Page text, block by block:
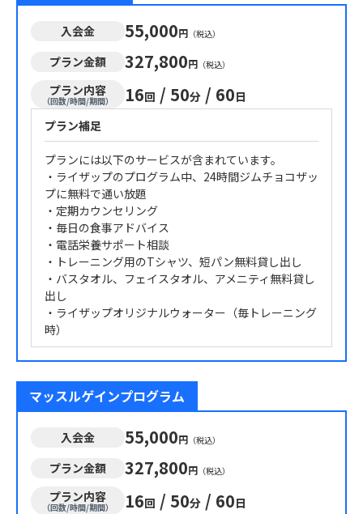
入会金 55,000円 （税込）
プラン金額 327,800円 （税込）
プラン内容
（回数/時間/期間） 16回 / 50分 / 60日
プラン補足
プランには以下のサービスが含まれています。
・ライザップのプログラム中、24時間ジムチョコザッ
プに無料で通い放題
・定期カウンセリング
・毎日の食事アドバイス
・電話栄養サポート相談
・トレーニング用のTシャツ、短パン無料貸し出し
・バスタオル、フェイスタオル、アメニティ無料貸し
出し
・ライザップオリジナルウォーター（毎トレーニング
時）
マッスルゲインプログラム
入会金 55,000円 （税込）
プラン金額 327,800円 （税込）
プラン内容
（回数/時間/期間） 16回 / 50分 / 60日